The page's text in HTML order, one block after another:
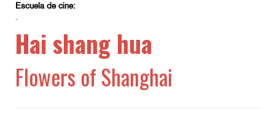
Escuela de cine:
-
Hai shang hua
Flowers of Shanghai